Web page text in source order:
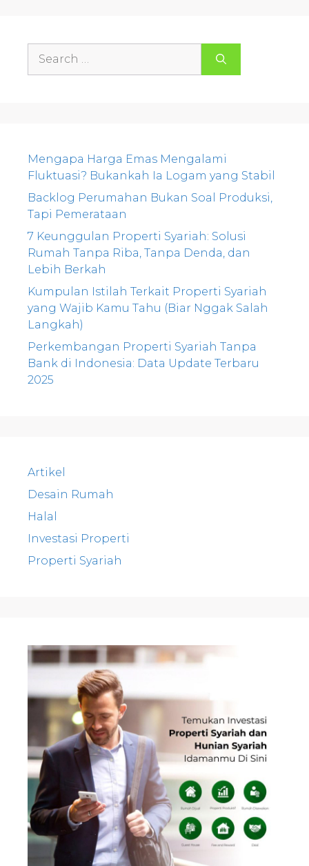
for:
Mengapa Harga Emas Mengalami
Fluktuasi? Bukankah Ia Logam yang Stabil
Backlog Perumahan Bukan Soal Produksi,
Tapi Pemerataan
7 Keunggulan Properti Syariah: Solusi
Rumah Tanpa Riba, Tanpa Denda, dan
Lebih Berkah
Kumpulan Istilah Terkait Properti Syariah
yang Wajib Kamu Tahu (Biar Nggak Salah
Langkah)
Perkembangan Properti Syariah Tanpa
Bank di Indonesia: Data Update Terbaru
2025
Artikel
Desain Rumah
Halal
Investasi Properti
Properti Syariah